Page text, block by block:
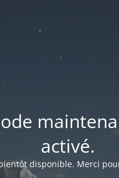
activé.
disponible. Merci